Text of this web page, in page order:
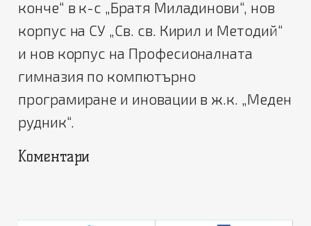
конче“ в к-с „Братя Миладинови“, нов
корпус на СУ „Св. св. Кирил и Методий“
и нов корпус на Професионалната
гимназия по компютърно
програмиране и иновации в ж.к. „Меден
рудник“.
Коментари